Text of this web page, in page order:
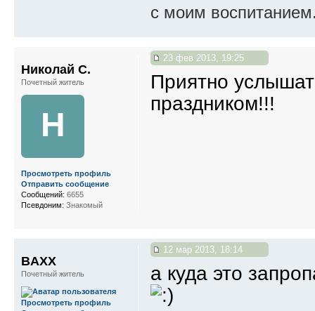
с моим
23 фев 2013, 19:25
Приятно
праздником!!!
Николай С.
Почетный житель
Н
Просмотреть профиль
Отправить сообщение
Сообщений: 6655
Псевдоним: Знакомый
12 мар 2013, 18:14
а куда это
BAXX
Почетный житель
Просмотреть профиль